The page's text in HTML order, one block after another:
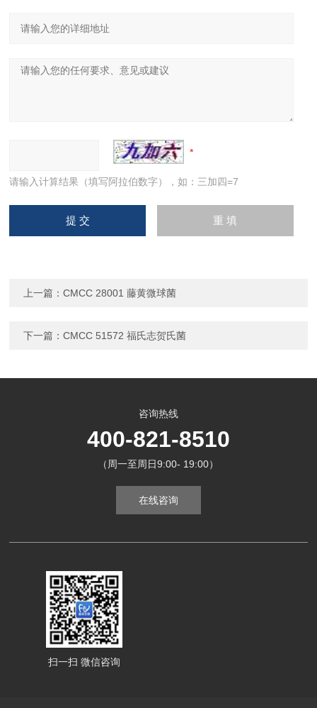
请输入计算结果（填写阿拉伯数字），如：三加四=7
上一篇：CMCC 28001 藤黄微球菌
下一篇：CMCC 51572 福氏志贺氏菌
咨询热线
400-821-8510
（周一至周日9:00- 19:00）
在线咨询
扫一扫 微信咨询